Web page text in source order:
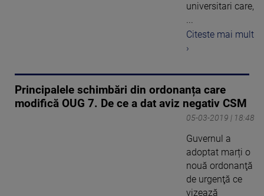
universitari care,
...
Citeste mai mult
›
Principalele schimbări din ordonanța care
modifică OUG 7. De ce a dat aviz negativ CSM
05-03-2019 | 18:48
Guvernul a
adoptat marți o
nouă ordonanţă
de urgenţă ce
vizează